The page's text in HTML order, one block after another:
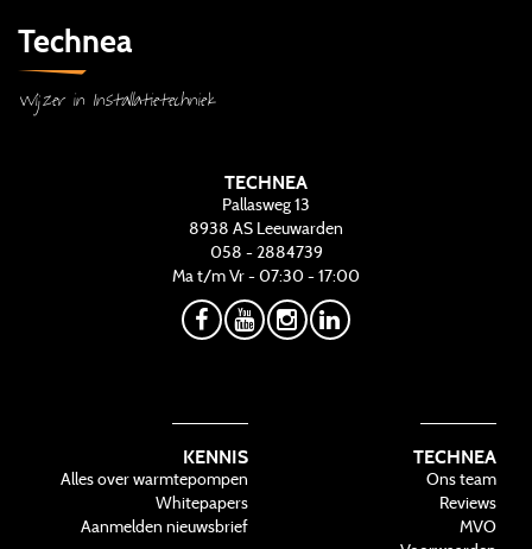
Technea
Wijzer in Installatietechniek
TECHNEA
Pallasweg 13
8938 AS Leeuwarden
058 - 2884739
Ma t/m Vr - 07:30 - 17:00
KENNIS
Alles over warmtepompen
Whitepapers
Aanmelden nieuwsbrief
TECHNEA
Ons team
Reviews
MVO